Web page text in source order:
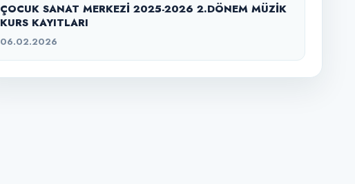
ÇOCUK SANAT MERKEZİ 2025-2026 2.DÖNEM MÜZİK
KURS KAYITLARI
06.02.2026